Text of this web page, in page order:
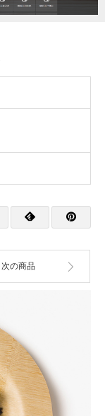
次の商品